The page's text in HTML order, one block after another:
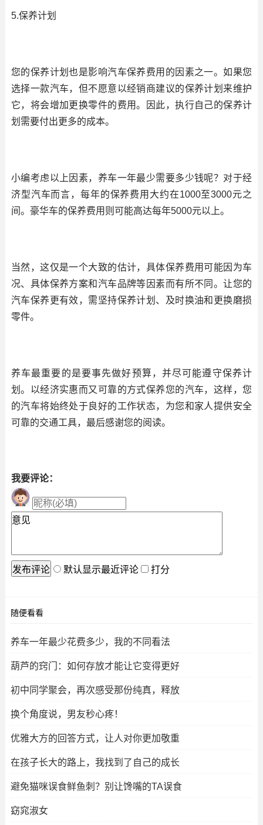
5.保养计划
您的保养计划也是影响汽车保养费用的因素之一。如果您
选择一款汽车，但不愿意以经销商建议的保养计划来维护
它，将会增加更换零件的费用。因此，执行自己的保养计
划需要付出更多的成本。
小编考虑以上因素，养车一年最少需要多少钱呢？对于经
济型汽车而言，每年的保养费用大约在1000至3000元之
间。豪华车的保养费用则可能高达每年5000元以上。
当然，这仅是一个大致的估计，具体保养费用可能因为车
况、具体保养方案和汽车品牌等因素而有所不同。让您的
汽车保养更有效，需坚持保养计划、及时换油和更换磨损
零件。
养车最重要的是要事先做好预算，并尽可能遵守保养计
划。以经济实惠而又可靠的方式保养您的汽车，这样，您
的汽车将始终处于良好的工作状态，为您和家人提供安全
可靠的交通工具，最后感谢您的阅读。
我要评论：
默认显示最近评论 打分
随便看看
养车一年最少花费多少，我的不同看法
葫芦的窍门：如何存放才能让它变得更好
初中同学聚会，再次感受那份纯真，释放
换个角度说，男友秒心疼！
优雅大方的回答方式，让人对你更加敬重
在孩子长大的路上，我找到了自己的成长
避免猫咪误食鲜鱼刺？别让馋嘴的TA误食
窈窕淑女